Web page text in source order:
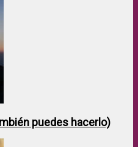
puedes hacerlo)